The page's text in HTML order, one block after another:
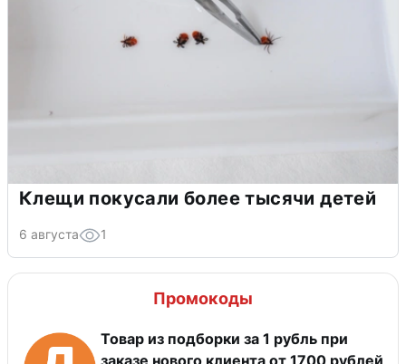
Клещи покусали более тысячи детей
6 августа 1
Промокоды
Товар из подборки за 1 рубль при
заказе нового клиента от 1700 рублей